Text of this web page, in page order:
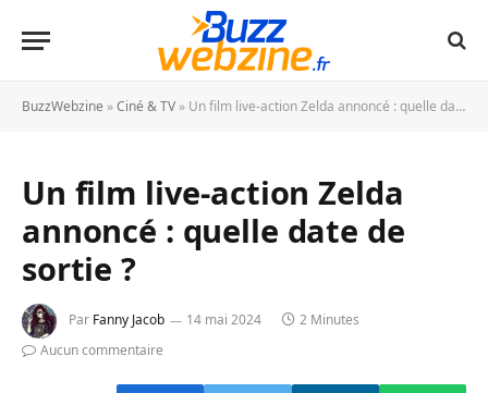
BuzzWebzine »Ciné & TV » Un film live-action Zelda annoncé : quelle date de sortie ?
Un film live-action Zelda
annoncé : quelle date de
sortie ?
Par Fanny Jacob 14 mai 2024
2 Minutes
Aucun commentaire